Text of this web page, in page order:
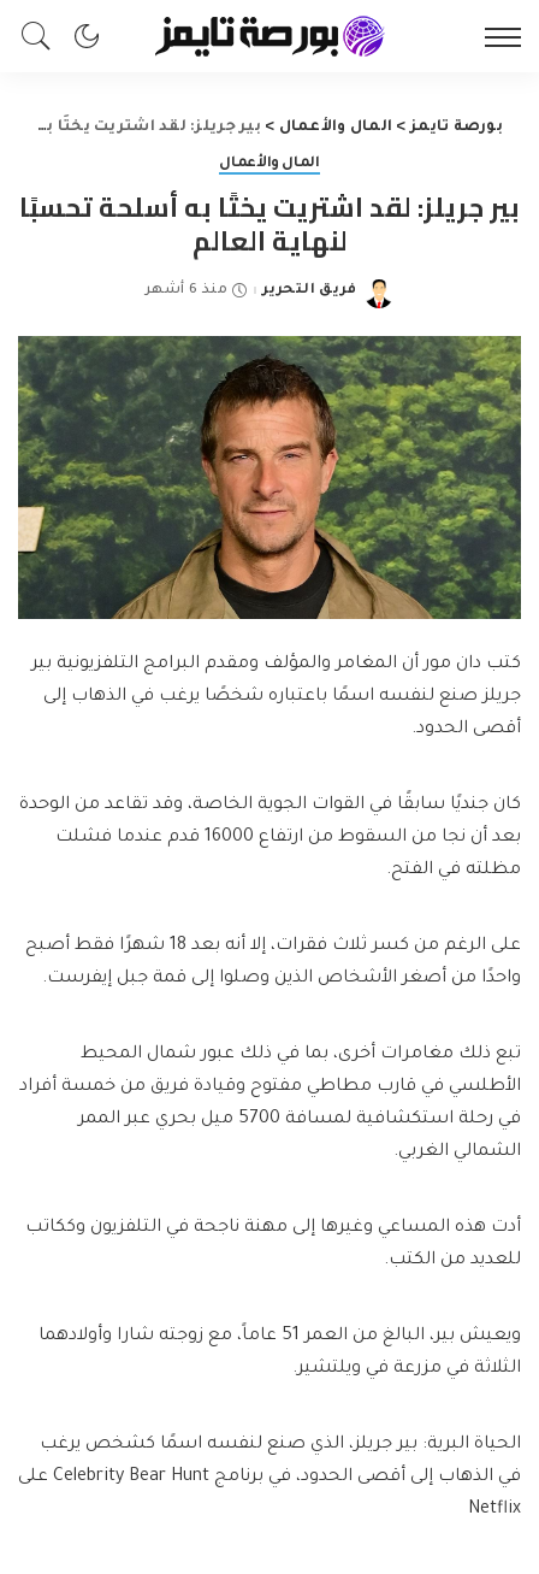
بورصة تايمز> المال والأعمال > بير جريلز: لقد اشتريت يختًا به أسلحة تحسبًا لنهاية العالم
المال والأعمال
بير جريلز: لقد اشتريت يختًا به أسلحة تحسبًا
لنهاية العالم
Posted
فريق التحرير منذ 6 أشهر
كتب دان مور أن المغامر والمؤلف ومقدم البرامج التلفزيونية بير
جريلز صنع لنفسه اسمًا باعتباره شخصًا يرغب في الذهاب إلى
أقصى الحدود.
كان جنديًا سابقًا في القوات الجوية الخاصة، وقد تقاعد من الوحدة
بعد أن نجا من السقوط من ارتفاع 16000 قدم عندما فشلت
مظلته في الفتح.
على الرغم من كسر ثلاث فقرات، إلا أنه بعد 18 شهرًا فقط أصبح
واحدًا من أصغر الأشخاص الذين وصلوا إلى قمة جبل إيفرست.
تبع ذلك مغامرات أخرى، بما في ذلك عبور شمال المحيط
الأطلسي في قارب مطاطي مفتوح وقيادة فريق من خمسة أفراد
في رحلة استكشافية لمسافة 5700 ميل بحري عبر الممر
الشمالي الغربي.
أدت هذه المساعي وغيرها إلى مهنة ناجحة في التلفزيون وككاتب
للعديد من الكتب.
ويعيش بير، البالغ من العمر 51 عاماً، مع زوجته شارا وأولادهما
الثلاثة في مزرعة في ويلتشير.
الحياة البرية: بير جريلز، الذي صنع لنفسه اسمًا كشخص يرغب
في الذهاب إلى أقصى الحدود، في برنامج Celebrity Bear Hunt على
Netflix